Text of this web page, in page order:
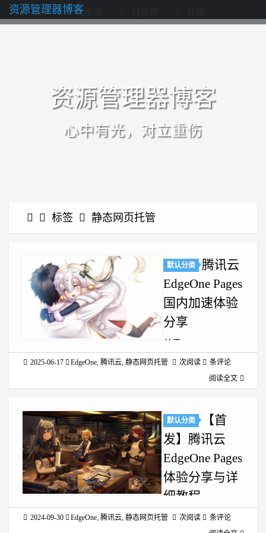
首页 档案馆
资源管理器博客
资源管理器博客
心中有光，对立重伤
标签 静态网页托管
默认分类
腾讯云
EdgeOne Pages
国内加速体验
分享
关于 EdgeOne Pages
的介绍和部署方法已
发过文章，这里不再
赘述，查看前文
eo-pages-guide.html
选用中国加速在创建
项目时，现已支持选
择...
2025-06-17 EdgeOne,腾讯云,静态网页托管 次阅读
条评论
阅读全文
默认分类
【首
发】腾讯云
EdgeOne Pages
体验分享与详
细教程
本文介绍了腾讯云国
2024-09-30 EdgeOne,腾讯云,静态网页托管 次阅读
条评论